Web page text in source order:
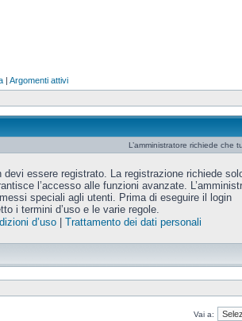
| Argomenti attivi
L’amministratore richiede che
devi essere registrato. La registrazione richiede
l’accesso alle funzioni avanzate.
speciali agli utenti. Prima di eseguire il login
i termini d’uso e le varie regole.
d’uso| Trattamento dei dati personali
Vai a: